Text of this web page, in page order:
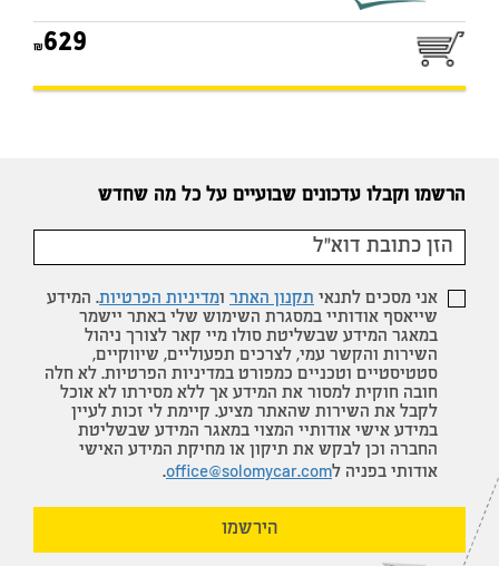
629
הרשמו וקבלו עדכונים שבועיים על כל מה שחדש
אני מסכים לתנאי תקנון האתר ומדיניות הפרטיות. המידע
שייאסף אודותיי במסגרת השימוש שלי באתר יישמר
במאגר המידע שבשליטת סולו מיי קאר לצורך ניהול
השירות והקשר עמי, לצרכים תפעוליים, שיווקיים,
סטטיסטיים וטכניים כמפורט במדיניות הפרטיות. לא חלה
חובה חוקית למסור את המידע אך ללא מסירתו לא אוכל
לקבל את השירות שהאתר מציע. קיימת לי זכות לעיין
במידע אישי אודותיי המצוי במאגר המידע שבשליטת
החברה וכן לבקש את תיקון או מחיקת המידע האישי
אודותי בפניה לoffice@solomycar.com
.
הירשמו